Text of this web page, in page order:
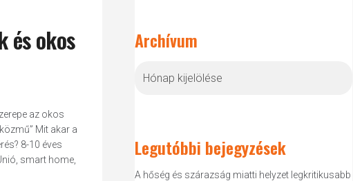
és okos
az okos
Mit akar a
8-10 éves
smart home,
Archívum
Legutóbbi bejegyzések
A hőség és szárazság miatti helyzet legkritikusabb